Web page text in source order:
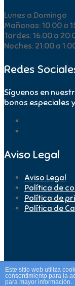
Lunes a Domingo
Mañanas: 10.00 a
Tardes: 16.00 a
Noches: 21:00 a
Redes
Síguenos en
bonos especiales
Aviso Legal
Aviso Legal
Política de
Política de
Política de
Este sitio web utiliza
consentimiento para la
para mayor información.